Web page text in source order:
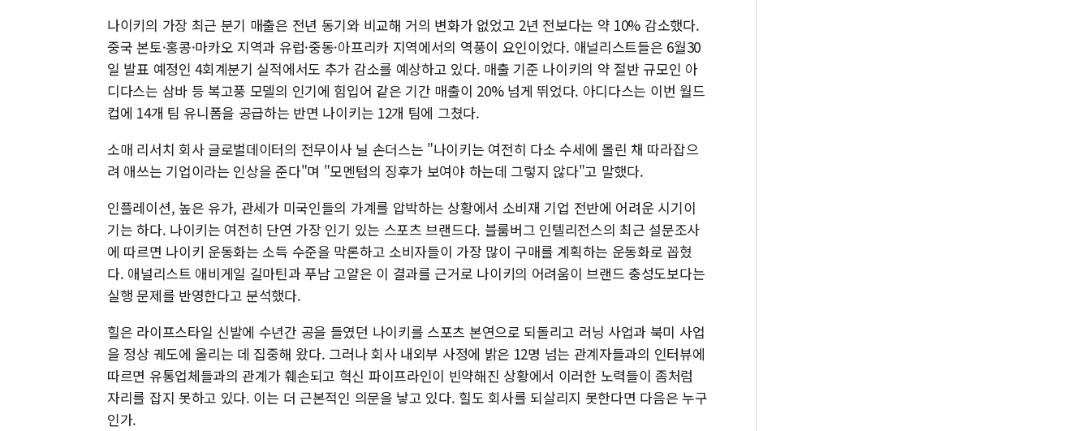
나이키의 가장 최근 분기 매출은 전년 동기와 비교해 거의 변화가 없었고 2년 전보다는 약 10% 감소했다.
중국 본토·홍콩·마카오 지역과 유럽·중동·아프리카 지역에서의 역풍이 요인이었다. 애널리스트들은 6월30
일 발표 예정인 4회계분기 실적에서도 추가 감소를 예상하고 있다. 매출 기준 나이키의 약 절반 규모인 아
디다스는 삼바 등 복고풍 모델의 인기에 힘입어 같은 기간 매출이 20% 넘게 뛰었다. 아디다스는 이번 월드
컵에 14개 팀 유니폼을 공급하는 반면 나이키는 12개 팀에 그쳤다.
소매 리서치 회사 글로벌데이터의 전무이사 닐 손더스는 "나이키는 여전히 다소 수세에 몰린 채 따라잡으
려 애쓰는 기업이라는 인상을 준다"며 "모멘텀의 징후가 보여야 하는데 그렇지 않다"고 말했다.
인플레이션, 높은 유가, 관세가 미국인들의 가계를 압박하는 상황에서 소비재 기업 전반에 어려운 시기이
기는 하다. 나이키는 여전히 단연 가장 인기 있는 스포츠 브랜드다. 블룸버그 인텔리전스의 최근 설문조사
에 따르면 나이키 운동화는 소득 수준을 막론하고 소비자들이 가장 많이 구매를 계획하는 운동화로 꼽혔
다. 애널리스트 애비게일 길마틴과 푸남 고얄은 이 결과를 근거로 나이키의 어려움이 브랜드 충성도보다는
실행 문제를 반영한다고 분석했다.
힐은 라이프스타일 신발에 수년간 공을 들였던 나이키를 스포츠 본연으로 되돌리고 러닝 사업과 북미 사업
을 정상 궤도에 올리는 데 집중해 왔다. 그러나 회사 내외부 사정에 밝은 12명 넘는 관계자들과의 인터뷰에
따르면 유통업체들과의 관계가 훼손되고 혁신 파이프라인이 빈약해진 상황에서 이러한 노력들이 좀처럼
자리를 잡지 못하고 있다. 이는 더 근본적인 의문을 낳고 있다. 힐도 회사를 되살리지 못한다면 다음은 누구
인가.